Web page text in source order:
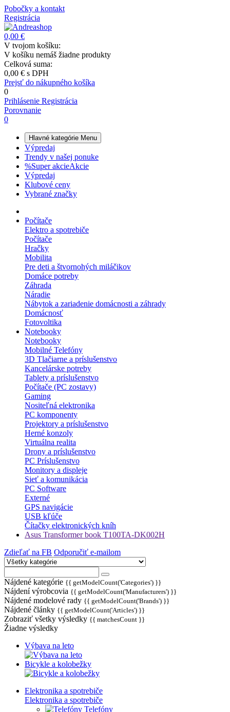
Pobočky a kontakt
Registrácia
0,00 €
V tvojom košíku:
V košíku nemáš žiadne produkty
Celková suma:
0,00 € s DPH
Prejsť do nákupného košíka
0
Prihlásenie Registrácia
Porovnanie
0
Hlavné kategórie Menu
Výpredaj
Trendy v našej ponuke
%Super akcieAkcie
Výpredaj
Klubové ceny
Vybrané značky
Počítače
Elektro a spotrebiče
Počítače
Hračky
Mobilita
Pre deti a štvornohých miláčikov
Domáce potreby
Záhrada
Náradie
Nábytok a zariadenie domácnosti a záhrady
Domácnosť
Fotovoltika
Notebooky
Notebooky
Mobilné Telefóny
3D Tlačiarne a príslušenstvo
Kancelárske potreby
Tablety a príslušenstvo
Počítače (PC zostavy)
Gaming
Nositeľná elektronika
PC komponenty
Projektory a príslušenstvo
Herné konzoly
Virtuálna realita
Drony a príslušenstvo
PC Príslušenstvo
Monitory a displeje
Sieť a komunikácia
PC Software
Externé
GPS navigácie
USB kľúče
Čítačky elektronických kníh
Asus Transformer book T100TA-DK002H
Zdieľať na FB Odporučiť e-mailom
Nájdené kategórie {{ getModelCount('Categories') }}
Nájdení výrobcovia {{ getModelCount('Manufacturers') }}
Nájdené modelové rady {{ getModelCount('Brands') }}
Nájdené články {{ getModelCount('Articles') }}
Zobraziť všetky výsledky {{ matchesCount }}
Žiadne výsledky
Výbava na leto
Bicykle a kolobežky
Elektronika a spotrebiče
Elektronika a spotrebiče
Telefóny